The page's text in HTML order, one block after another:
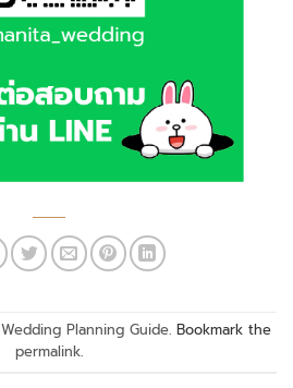
Wedding Planning Guide. Bookmark the
permalink.